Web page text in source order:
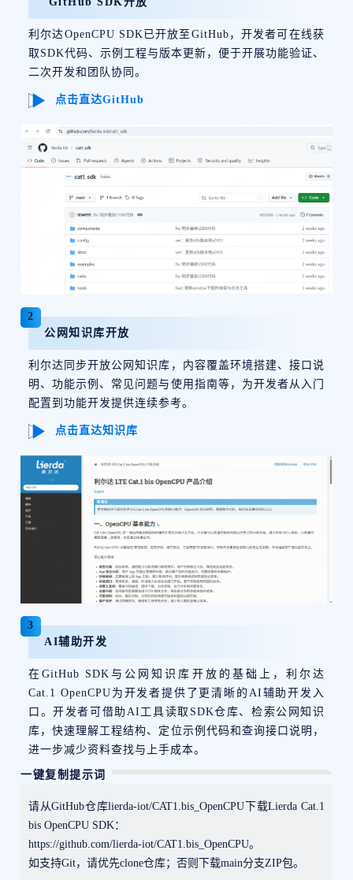
利尔达OpenCPU SDK已开放至GitHub，开发者可在线获
取SDK代码、示例工程与版本更新，便于开展功能验证、
二次开发和团队协同。
点击直达GitHub
2
公网知识库开放
利尔达同步开放公网知识库，内容覆盖环境搭建、接口说
明、功能示例、常见问题与使用指南等，为开发者从入门
配置到功能开发提供连续参考。
点击直达知识库
3
AI辅助开发
在GitHub SDK与公网知识库开放的基础上，利尔达
Cat.1 OpenCPU为开发者提供了更清晰的AI辅助开发入
口。开发者可借助AI工具读取SDK仓库、检索公网知识
库，快速理解工程结构、定位示例代码和查询接口说明，
进一步减少资料查找与上手成本。
一键复制提示词
请从GitHub仓库lierda-iot/CAT1.bis_OpenCPU下载Lierda Cat.1
bis OpenCPU SDK：
https://github.com/lierda-iot/CAT1.bis_OpenCPU。
如支持Git，请优先clone仓库；否则下载main分支ZIP包。